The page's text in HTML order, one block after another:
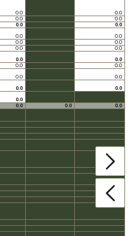
0.0
0.0
0.0
0.0
0.0
0.0
0.0
0.0
0.0
0.0
0.0
0.0
0.0
0.0
0.0
0.0
0.0
0.0
0.0
0.0
0.0
0.0 0.0
0.0